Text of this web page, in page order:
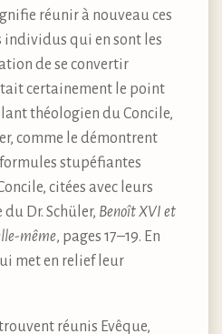
réunir à nouveau ces
individus qui en sont les
de se convertir
certainement le point
théologien du Concile,
comme le démontrent
stupéfiantes
citées avec leurs
Dr. Schüler, Benoît XVI et
même, pages 17–19. En
met en relief leur
réunis Evêque,